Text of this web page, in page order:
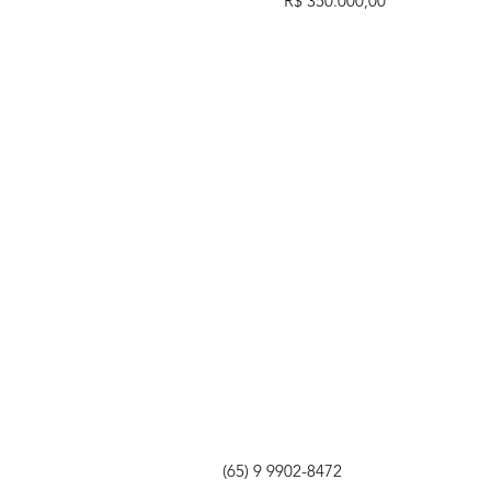
(65) 9 9902-8472